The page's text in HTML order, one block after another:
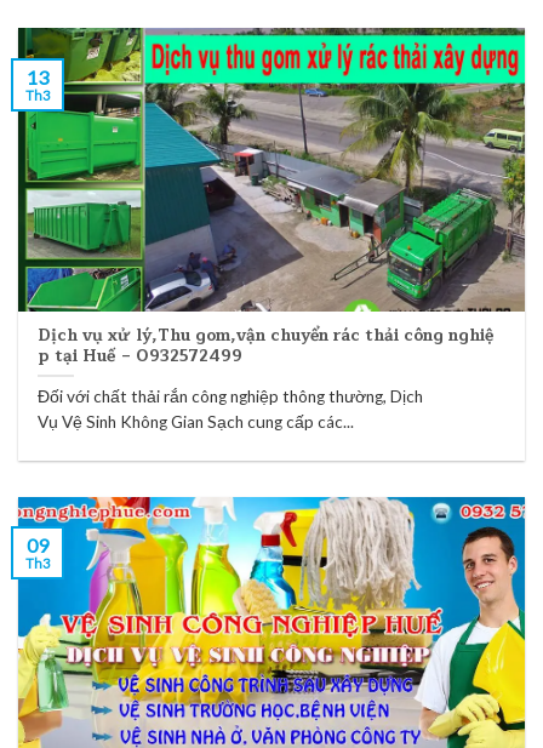
Dịch vụ xử lý,Thu gom,vận chuyển rác thải công nghiệ
p tại Huế – 0932572499
Đối với chất thải rắn công nghiệp thông thường, Dịch
Vụ Vệ Sinh Không Gian Sạch cung cấp các...
13
Th3
09
Th3